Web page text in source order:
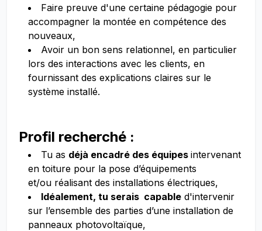
Faire preuve d'une certaine pédagogie pour
accompagner la montée en compétence des
nouveaux,
Avoir un bon sens relationnel, en particulier
lors des interactions avec les clients, en
fournissant des explications claires sur le
système installé.
Profil recherché :
Tu as déjà encadré des équipes intervenant
en toiture pour la pose d’équipements
et/ou réalisant des installations électriques,
Idéalement, tu serais capable d'intervenir
sur l’ensemble des parties d’une installation de
panneaux photovoltaïque,